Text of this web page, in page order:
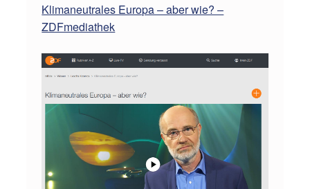
R
K
L
I
M
E
Klimaneutrales Europa – aber wie? –
ZDFmediathek